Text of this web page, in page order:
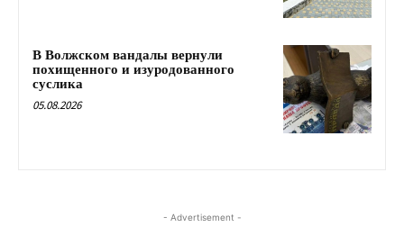
В Волжском вандалы вернули
похищенного и изуродованного
суслика
05.08.2026
- Advertisement -